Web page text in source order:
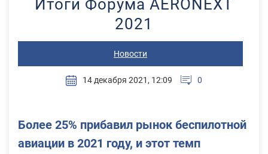
Итоги Форума AERONEXT
2021
Новости
14 декабря 2021, 12:09 0
Более 25% прибавил рынок беспилотной
авиации в 2021 году, и этот темп